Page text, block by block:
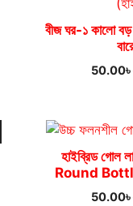
বীজ ঘর-১ কালো
50.00৳
হাইব্রিড গোল
Round
50.00৳